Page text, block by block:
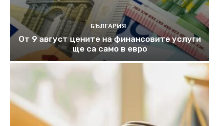
БЪЛГАРИЯ
От 9 август цените на финансовите услуги
ще са само в евро